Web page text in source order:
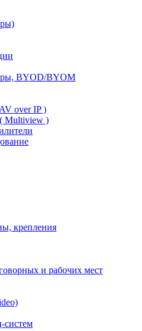
BYOD/BYOM
over IP )
Multiview )
крепления
и рабочих мест
систем